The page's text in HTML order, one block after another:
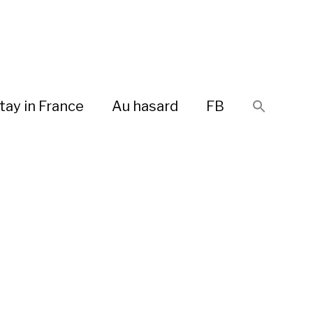
in France Au hasard FB